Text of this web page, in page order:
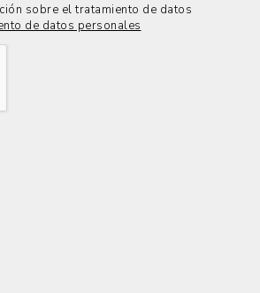
sobre el tratamiento de datos
de datos personales